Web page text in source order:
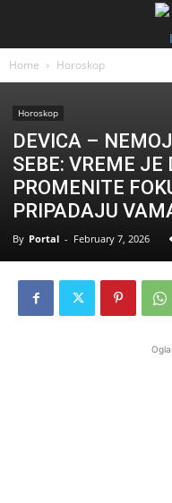
Home Horoskop
Horoskop
DEVICA –
SEBE: VREME JE
PROMENITE
PRIPADAJU
By Portal - February 7, 2026